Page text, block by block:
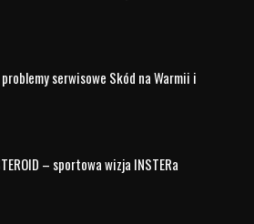
świecie. Jednak to, co czyni tę
tylko elegancja i wydajność, ale
z królewską rodziną
Rover odgrywał istotną rolę w
Elżbiety II, co czyni go
historii i prestiżu. Dowiedzmy
relacji i dlaczego Range Rover
również symbol królewskiego